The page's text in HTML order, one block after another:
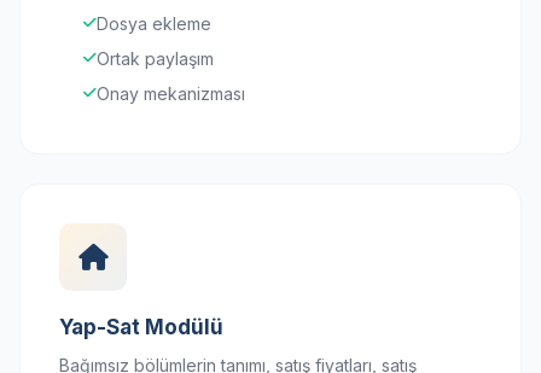
Dosya ekleme
Ortak paylaşım
Onay mekanizması
Yap-Sat Modülü
Bağımsız bölümlerin tanımı, satış fiyatları, satış